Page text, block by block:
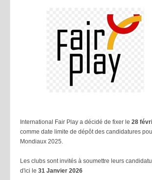
International Fair Play a décidé de fixer le 28
comme date limite de dépôt des candidatures
Mondiaux 2025.
Les clubs sont invités à soumettre leurs
d'ici le 31 Janvier 2026